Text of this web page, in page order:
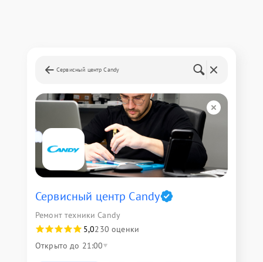
Сервисный центр Candy
Сервисный центр Candy
Ремонт техники Candy
5,0230 оценки
Открыто до 21:00